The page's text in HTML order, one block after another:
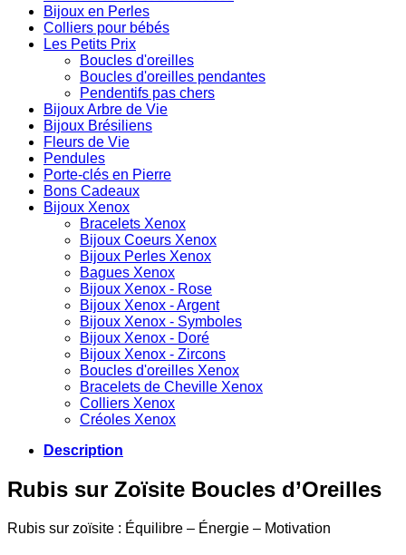
Bijoux en Perles
Colliers pour bébés
Les Petits Prix
Boucles d'oreilles
Boucles d'oreilles pendantes
Pendentifs pas chers
Bijoux Arbre de Vie
Bijoux Brésiliens
Fleurs de Vie
Pendules
Porte-clés en Pierre
Bons Cadeaux
Bijoux Xenox
Bracelets Xenox
Bijoux Coeurs Xenox
Bijoux Perles Xenox
Bagues Xenox
Bijoux Xenox - Rose
Bijoux Xenox - Argent
Bijoux Xenox - Symboles
Bijoux Xenox - Doré
Bijoux Xenox - Zircons
Boucles d'oreilles Xenox
Bracelets de Cheville Xenox
Colliers Xenox
Créoles Xenox
Description
Rubis sur Zoïsite Boucles d’Oreilles
Rubis sur zoïsite : Équilibre – Énergie – Motivation